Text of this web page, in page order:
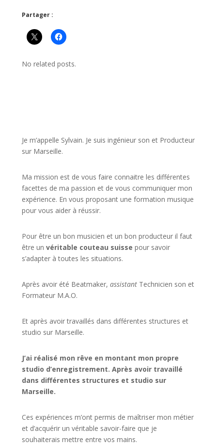
Partager :
No related posts.
Je m’appelle Sylvain. Je suis ingénieur son et Producteur
sur Marseille.
Ma mission est de vous faire connaitre les différentes
facettes de ma passion et de vous communiquer mon
expérience. En vous proposant une formation musique
pour vous aider à réussir.
Pour être un bon musicien et un bon producteur il faut
être un véritable couteau suisse pour savoir
s’adapter à toutes les situations.
Après avoir été Beatmaker, assistant Technicien son et
Formateur M.A.O.
Et après avoir travaillés dans différentes structures et
studio sur Marseille.
J’ai réalisé mon rêve en montant mon propre
studio d’enregistrement. Après avoir travaillé
dans différentes structures et studio sur
Marseille.
Ces expériences m’ont permis de maîtriser mon métier
et d’acquérir un véritable savoir-faire que je
souhaiterais mettre entre vos mains.